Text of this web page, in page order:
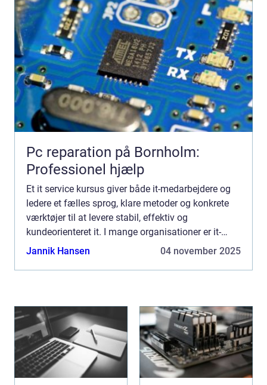
Pc reparation på Bornholm:
Professionel hjælp
Et it service kursus giver både it-medarbejdere og
ledere et fælles sprog, klare metoder og konkrete
værktøjer til at levere stabil, effektiv og
kundeorienteret it. I mange organisationer er it-
hverdagen præget af afbrydelser, brandslukning og
Jannik Hansen 04 november 2025